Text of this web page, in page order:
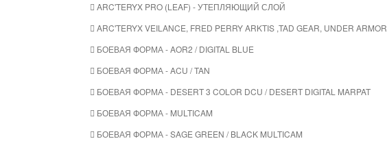
ARC'TERYX PRO (LEAF) - УТЕПЛЯЮЩИЙ СЛОЙ
ARC'TERYX VEILANCE, FRED PERRY ARKTIS ,TAD GEAR, UNDER ARMOR
БОЕВАЯ ФОРМА - AOR2 / DIGITAL BLUE
БОЕВАЯ ФОРМА - ACU / TAN
БОЕВАЯ ФОРМА - DESERT 3 COLOR DCU / DESERT DIGITAL MARPAT
БОЕВАЯ ФОРМА - MULTICAM
БОЕВАЯ ФОРМА - SAGE GREEN / BLACK MULTICAM